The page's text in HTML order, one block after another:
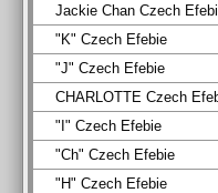
Jackie Chan Czech
"K" Czech Efebie
"J" Czech Efebie
CHARLOTTE Czech
"I" Czech Efebie
"Ch" Czech Efebie
"H" Czech Efebie